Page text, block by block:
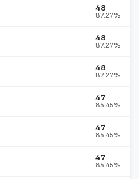
48
87.27%
48
87.27%
48
87.27%
47
85.45%
47
85.45%
47
85.45%